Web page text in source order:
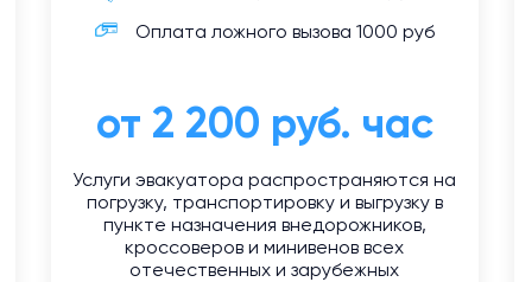
Оплата ложного вызова 1000 руб
от 2 200 руб. час
Услуги эвакуатора распространяются на
погрузку, транспортировку и выгрузку в
пункте назначения внедорожников,
кроссоверов и минивенов всех
отечественных и зарубежных